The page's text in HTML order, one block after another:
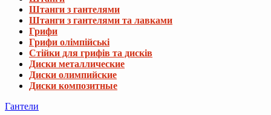
Штанги з гантелями
Штанги з гантелями та лавками
Грифи
Грифи олімпійські
Стійки для грифів та дисків
Диски металлические
Диски олимпийские
Диски композитные
Гантели